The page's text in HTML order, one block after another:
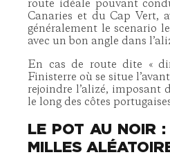
route idéale pouvant
Canaries et du Cap Vert,
généralement le scenario
avec un bon angle dans
En cas de route dite «
Finisterre où se situe
rejoindre l’alizé, imposant
le long des côtes
LE POT AU NOIR
MILLES